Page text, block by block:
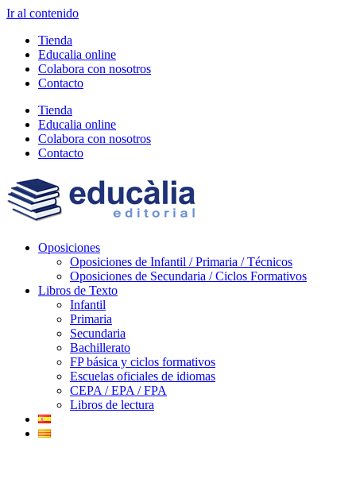
Ir al contenido
Tienda
Educalia online
Colabora con nosotros
Contacto
Tienda
Educalia online
Colabora con nosotros
Contacto
Oposiciones
Oposiciones de Infantil / Primaria / Técnicos
Oposiciones de Secundaria / Ciclos Formativos
Libros de Texto
Infantil
Primaria
Secundaria
Bachillerato
FP básica y ciclos formativos
Escuelas oficiales de idiomas
CEPA / EPA / FPA
Libros de lectura